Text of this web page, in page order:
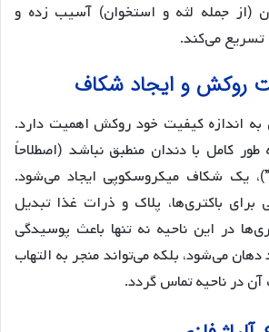
(از جمله لثه و استخوان) آسیب زده و
تسریع می‌کند.
اندازه کیفیت خود روکش اهمیت دارد.
کامل با دندان منطبق نباشد (اصطلاحاً
یک شکاف میکروسکوپی ایجاد می‌شود.
برای باکتری‌ها، پلاک و ذرات غذا تبدیل
در این ناحیه نه تنها باعث پوسیدگی
می‌شود، بلکه می‌تواند منجر به التهاب
در ناحیه تماس گردد.